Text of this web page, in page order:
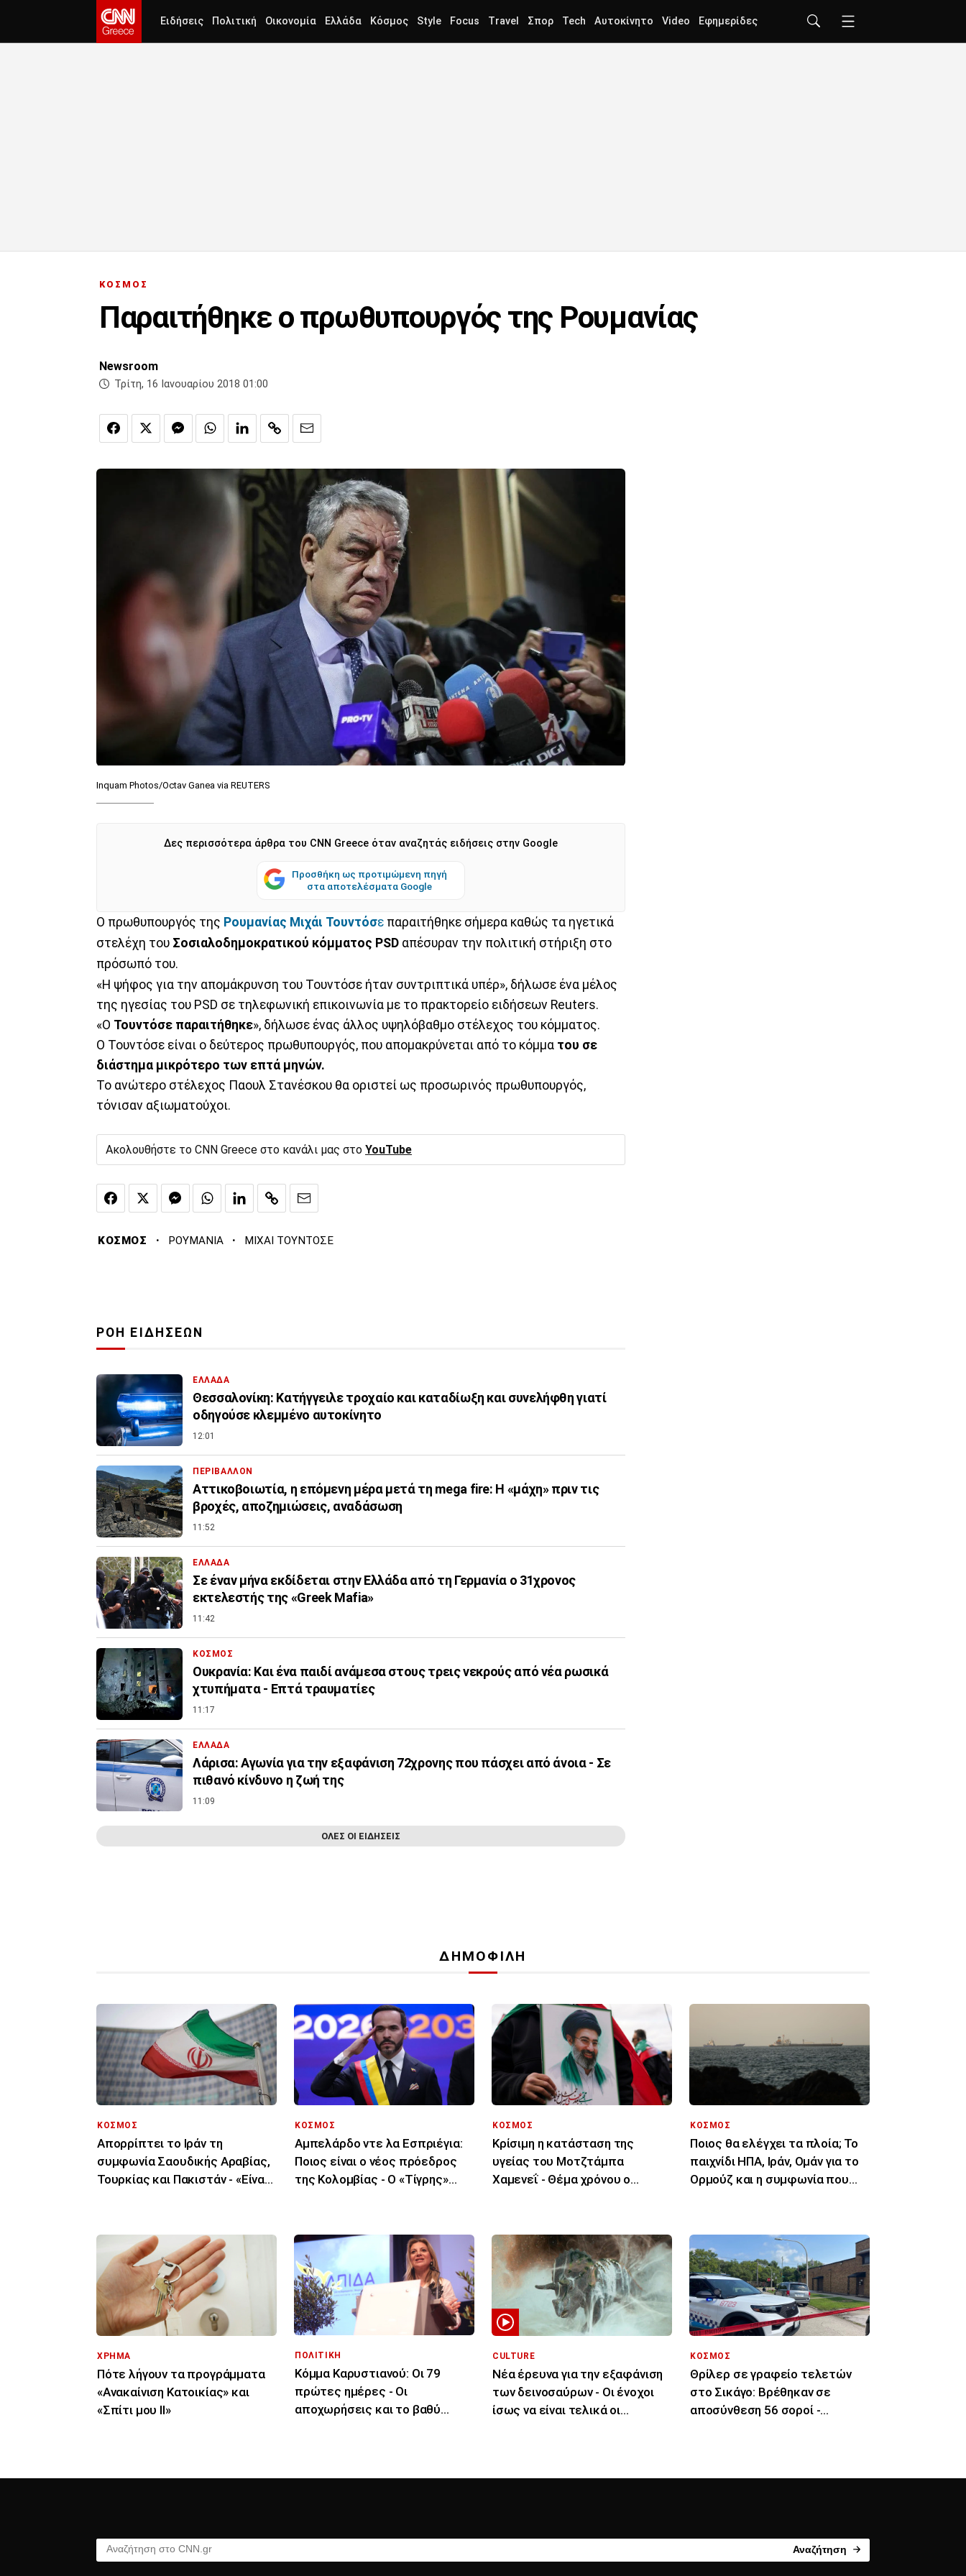
Ειδήσεις Πολιτική Οικονομία Ελλάδα Κόσμος Style Focus Travel Σπορ Tech Αυτοκίνητο Video Εφημερίδες
ΚΟΣΜΟΣ
Παραιτήθηκε ο πρωθυπουργός της Ρουμανίας
Newsroom
Τρίτη, 16 Ιανουαρίου 2018 01:00
Inquam Photos/Octav Ganea via REUTERS
Δες περισσότερα άρθρα του CNN Greece όταν αναζητάς ειδήσεις στην Google
Προσθήκη ως προτιμώμενη πηγή
στα αποτελέσματα Google
Ο πρωθυπουργός της Ρουμανίας Μιχάι Τουντόσε παραιτήθηκε σήμερα καθώς τα ηγετικά
στελέχη του Σοσιαλοδημοκρατικού κόμματος PSD απέσυραν την πολιτική στήριξη στο
πρόσωπό του.
«Η ψήφος για την απομάκρυνση του Τουντόσε ήταν συντριπτικά υπέρ», δήλωσε ένα μέλος
της ηγεσίας του PSD σε τηλεφωνική επικοινωνία με το πρακτορείο ειδήσεων Reuters.
«Ο Τουντόσε παραιτήθηκε», δήλωσε ένας άλλος υψηλόβαθμο στέλεχος του κόμματος.
Ο Τουντόσε είναι ο δεύτερος πρωθυπουργός, που απομακρύνεται από το κόμμα του σε
διάστημα μικρότερο των επτά μηνών.
Το ανώτερο στέλεχος Παουλ Στανέσκου θα οριστεί ως προσωρινός πρωθυπουργός,
τόνισαν αξιωματούχοι.
Ακολουθήστε το CNN Greece στο κανάλι μας στο YouTube
ΚΟΣΜΟΣ · ΡΟΥΜΑΝΙΑ · ΜΙΧΑΙ ΤΟΥΝΤΟΣΕ
ΡΟΗ ΕΙΔΗΣΕΩΝ
ΕΛΛΑΔΑ
Θεσσαλονίκη: Κατήγγειλε τροχαίο και καταδίωξη και συνελήφθη γιατί
οδηγούσε κλεμμένο αυτοκίνητο
12:01
ΠΕΡΙΒΑΛΛΟΝ
Αττικοβοιωτία, η επόμενη μέρα μετά τη mega fire: Η «μάχη» πριν τις
βροχές, αποζημιώσεις, αναδάσωση
11:52
ΕΛΛΑΔΑ
Σε έναν μήνα εκδίδεται στην Ελλάδα από τη Γερμανία ο 31χρονος
εκτελεστής της «Greek Mafia»
11:42
ΚΟΣΜΟΣ
Ουκρανία: Και ένα παιδί ανάμεσα στους τρεις νεκρούς από νέα ρωσικά
χτυπήματα - Επτά τραυματίες
11:17
ΕΛΛΑΔΑ
Λάρισα: Αγωνία για την εξαφάνιση 72χρονης που πάσχει από άνοια - Σε
πιθανό κίνδυνο η ζωή της
11:09
ΟΛΕΣ ΟΙ ΕΙΔΗΣΕΙΣ
ΔΗΜΟΦΙΛΗ
ΚΟΣΜΟΣ
Απορρίπτει το Ιράν τη
συμφωνία Σαουδικής Αραβίας,
Τουρκίας και Πακιστάν - «Είναι
ΚΟΣΜΟΣ
Αμπελάρδο ντε λα Εσπριέγια:
Ποιος είναι ο νέος πρόεδρος
της Κολομβίας - Ο «Τίγρης»
ΚΟΣΜΟΣ
Κρίσιμη η κατάσταση της
υγείας του Μοτζτάμπα
Χαμενεΐ - Θέμα χρόνου ο
ΚΟΣΜΟΣ
Ποιος θα ελέγχει τα πλοία; Το
παιχνίδι ΗΠΑ, Ιράν, Ομάν για το
Ορμούζ και η συμφωνία που
ΧΡΗΜΑ
Πότε λήγουν τα προγράμματα
«Ανακαίνιση Κατοικίας» και
«Σπίτι μου ΙΙ»
ΠΟΛΙΤΙΚΗ
Κόμμα Καρυστιανού: Οι 79
πρώτες ημέρες - Οι
αποχωρήσεις και το βαθύ
CULTURE
Νέα έρευνα για την εξαφάνιση
των δεινοσαύρων - Οι ένοχοι
ίσως να είναι τελικά οι
ΚΟΣΜΟΣ
Θρίλερ σε γραφείο τελετών
στο Σικάγο: Βρέθηκαν σε
αποσύνθεση 56 σοροί -
Αναζήτηση στο CNN.gr Αναζήτηση